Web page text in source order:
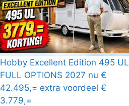
Hobby Excellent Edition 495 UL
FULL OPTIONS 2027 nu €
42.495,= extra voordeel €
3.779,=